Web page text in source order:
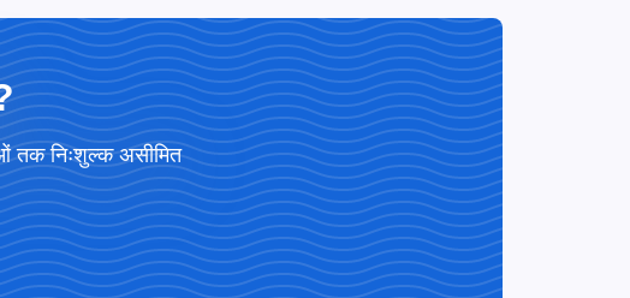
तक निःशुल्क असीमित